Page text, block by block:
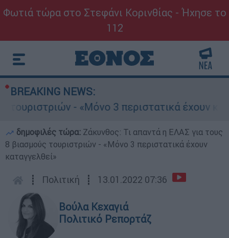
Φωτιά τώρα στο Στεφάνι Κορινθίας - Ήχησε το
112
BREAKING NEWS:
- «Μόνο 3 περιστατικά έχουν
δημοφιλές τώρα: Ζάκυνθος: Τι απαντά η ΕΛΑΣ για τους
8 βιασμούς τουριστριών - «Μόνο 3 περιστατικά έχουν
καταγγελθεί»
┋ Πολιτική ┋ 13.01.2022 07:36
Βούλα Κεχαγιά
Πολιτικό Ρεπορτάζ